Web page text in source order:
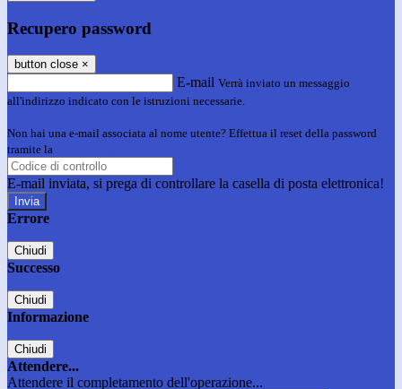
Recupero password
button close ×
E-mail Verrà inviato un messaggio
all'indirizzo indicato con le istruzioni necessarie.
Non hai una e-mail associata al nome utente? Effettua il reset della password
tramite la
E-mail inviata, si prega di controllare la casella di posta elettronica!
Errore
Chiudi
Successo
Chiudi
Informazione
Chiudi
Attendere...
Attendere il completamento dell'operazione...